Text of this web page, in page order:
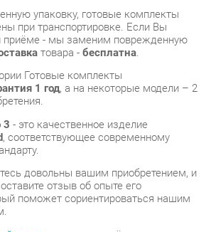
Готовые комплекты
1 год, а на некоторые модели – 2
- это качественное изделие
соответствующее современному
довольны вашим приобретением, и
отзыв об опыте его
поможет сориентироваться нашим
получить развёрнутую
продукции вы можете по
и через мессенджеры